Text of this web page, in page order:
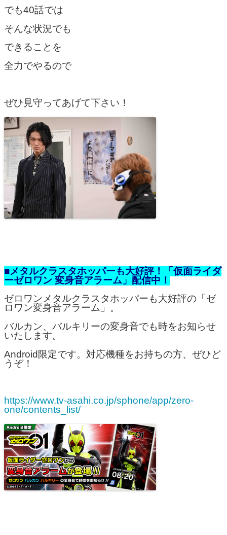
でも40話では
そんな状況でも
できることを
全力でやるので
ぜひ見守ってあげて下さい！
■メタルクラスタホッパーも大好評！「仮面ライダ
ーゼロワン 変身音アラーム」配信中！
ゼロワンメタルクラスタホッパーも大好評の「ゼ
ロワン変身音アラーム」。
バルカン、バルキリーの変身音でも時をお知らせ
いたします。
Android限定です。対応機種をお持ちの方、ぜひど
うぞ！
https://www.tv-asahi.co.jp/sphone/app/zero-
one/contents_list/